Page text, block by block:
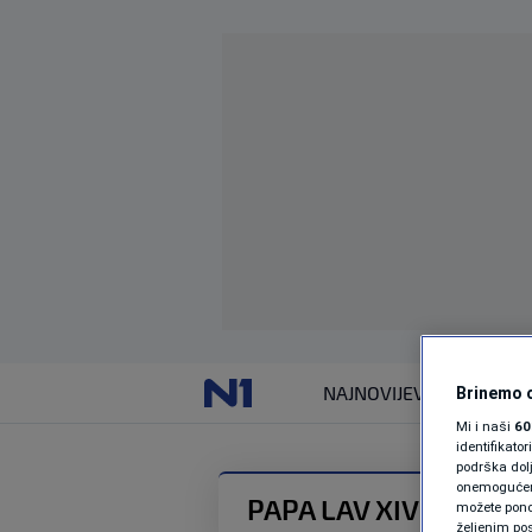
NAJNOVIJEVIJESTI
PAPA LAV XIV
Brinemo
Mi i naši
podrška
možete
željenim